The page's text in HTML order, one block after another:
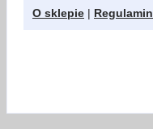
O sklepie | Regulamin